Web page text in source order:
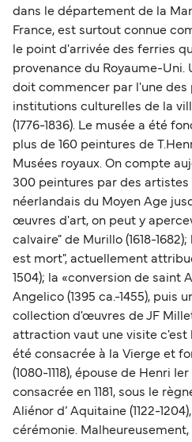
dans le département de la
France, est surtout connue
le point d'arrivée des ferries
provenance du Royaume-Uni.
doit commencer par l'une des
institutions culturelles de la
(1776-1836). Le musée a été
plus de 160 peintures de
Musées royaux. On compte
300 peintures par des
néerlandais du Moyen Age
œuvres d'art, on peut y
calvaire" de Murillo (1618-
est mort", actuellement
1504); la «conversion de saint
Angelico (1395 ca.-1455), puis
collection d'œuvres de JF Millet
attraction vaut une visite c'est
été consacrée à la Vierge et
(1080-1118), épouse de Henri
consacrée en 1181, sous le
Aliénor d’ Aquitaine (1122-
cérémonie.